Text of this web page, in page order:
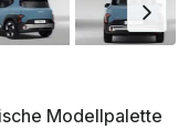
Modellpalette